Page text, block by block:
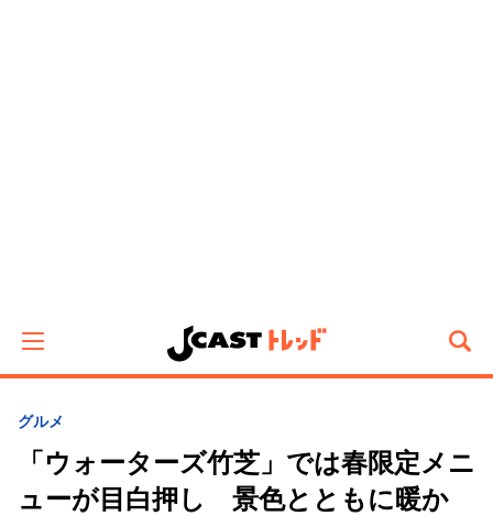
グルメ
「ウォーターズ竹芝」では春限定メニ
ューが目白押し 景色とともに暖か